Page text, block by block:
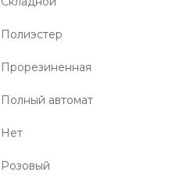
Полиэстер
Прорезиненная
Полный автомат
Нет
Розовый